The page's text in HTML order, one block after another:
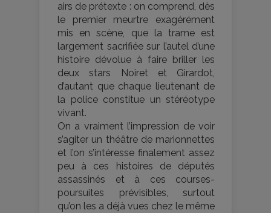
airs de prétexte : on comprend, dès
le premier meurtre exagérément
mis en scène, que la trame est
largement sacrifiée sur l’autel d’une
histoire dévolue à faire briller les
deux stars Noiret et Girardot,
d’autant que chaque lieutenant de
la police constitue un stéréotype
vivant.
On a vraiment l’impression de voir
s’agiter un théâtre de marionnettes
et l’on s’intéresse finalement assez
peu à ces histoires de députés
assassinés et à ces courses-
poursuites prévisibles, surtout
qu’on les a déjà vues chez le même